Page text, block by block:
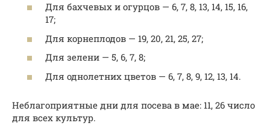
Для бахчевых и огурцов — 6, 7, 8, 13, 14, 15, 16,
17;
Для корнеплодов — 19, 20, 21, 25, 27;
Для зелени — 5, 6, 7, 8;
Для однолетних цветов — 6, 7, 8, 9, 12, 13, 14.
Неблагоприятные дни для посева в мае: 11, 26 число
для всех культур.